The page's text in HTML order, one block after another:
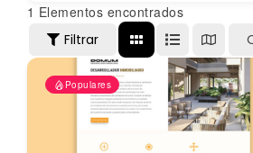
1 Elementos encontrados
Filtrar
Populares